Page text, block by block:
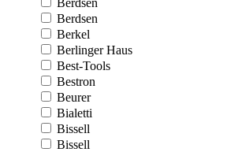
Berdsen
Berdsen
Berkel
Berlinger Haus
Best-Tools
Bestron
Beurer
Bialetti
Bissell
Bissell